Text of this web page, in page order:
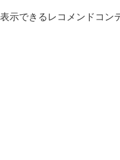
表示できるレコメンドコン